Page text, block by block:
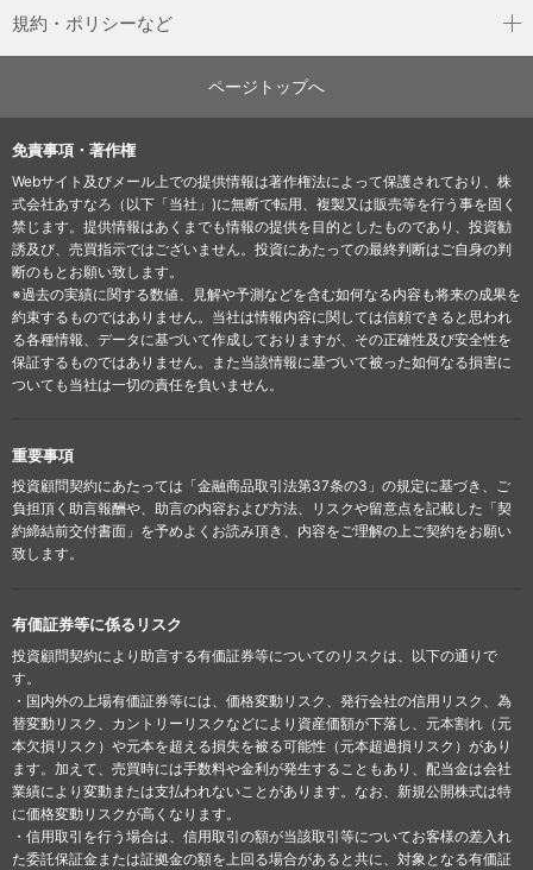
規約・ポリシーなど
ページトップへ
免責事項・著作権
Webサイト及びメール上での提供情報は著作権法によって保護されており、株
式会社あすなろ（以下「当社」)に無断で転用、複製又は販売等を行う事を固く
禁じます。提供情報はあくまでも情報の提供を目的としたものであり、投資勧
誘及び、売買指示ではございません。投資にあたっての最終判断はご自身の判
断のもとお願い致します。
※過去の実績に関する数値、見解や予測などを含む如何なる内容も将来の成果を
約束するものではありません。当社は情報内容に関しては信頼できると思われ
る各種情報、データに基づいて作成しておりますが、その正確性及び安全性を
保証するものではありません。また当該情報に基づいて被った如何なる損害に
ついても当社は一切の責任を負いません。
重要事項
投資顧問契約にあたっては「金融商品取引法第37条の3」の規定に基づき、ご
負担頂く助言報酬や、助言の内容および方法、リスクや留意点を記載した「契
約締結前交付書面」を予めよくお読み頂き、内容をご理解の上ご契約をお願い
致します。
有価証券等に係るリスク
投資顧問契約により助言する有価証券等についてのリスクは、以下の通りで
す。
・国内外の上場有価証券等には、価格変動リスク、発行会社の信用リスク、為
替変動リスク、カントリーリスクなどにより資産価額が下落し、元本割れ（元
本欠損リスク）や元本を超える損失を被る可能性（元本超過損リスク）があり
ます。加えて、売買時には手数料や金利が発生することもあり、配当金は会社
業績により変動または支払われないことがあります。なお、新規公開株式は特
に価格変動リスクが高くなります。
・信用取引を行う場合は、信用取引の額が当該取引等についてお客様の差入れ
た委託保証金または証拠金の額を上回る場合があると共に、対象となる有価証